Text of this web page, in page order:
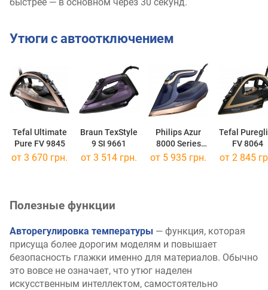
Утюги с автоотключением
Tefal Ultimate
Pure FV 9845
Braun TexStyle
9 SI 9661
Philips Azur
8000 Series
DST 8050
Tefal
FV 8064
от 3 670 грн. от 3 514 грн. от 5 935 грн. от 2 845
Полезные функции
Авторегулировка температуры — функция, которая
присуща более дорогим моделям и повышает
безопасность глажки именно для материалов. Обычно
это вовсе не означает, что утюг наделен
искусственным интеллектом, самостоятельно